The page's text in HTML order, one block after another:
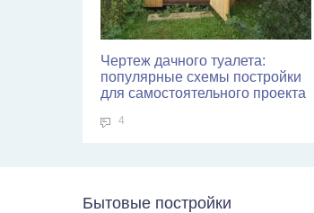
Чертеж дачного туалета:
популярные схемы постройки
для самостоятельного проекта
4
Бытовые постройки